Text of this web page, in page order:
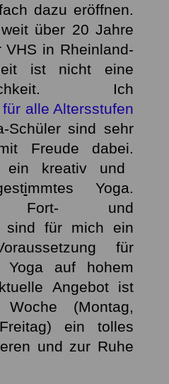
dazu eröffnen.
über 20 Jahre
in Rheinland-
ist nicht eine
Ich
für alle Altersstufen
Schüler sind sehr
Freude dabei.
kreativ und
immtes Yoga.
Fort- und
sind für mich ein
für
Yoga auf hohem
Angebot ist
(Montag,
ein tolles
und zur Ruhe